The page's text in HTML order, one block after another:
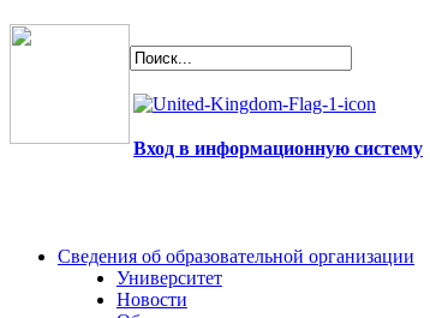
Вход в информационную систему
Сведения об образовательной организации
Университет
Новости